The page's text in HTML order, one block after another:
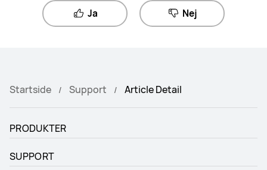
Ja Nej
Startside Support Article Detail
PRODUKTER
SUPPORT